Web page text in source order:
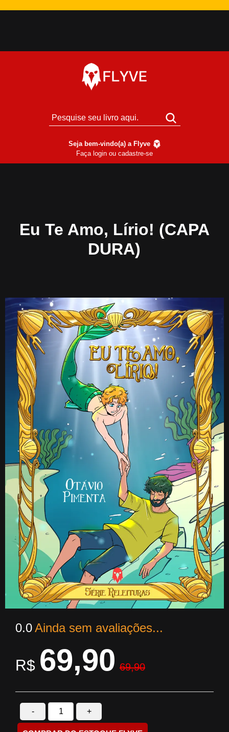
Seja bem-vindo(a) a Flyve
Faça login ou cadastre-se
Eu Te Amo, Lírio! (CAPA
DURA)
0.0Ainda sem avaliações...
R$ 69,90 69,90
- +